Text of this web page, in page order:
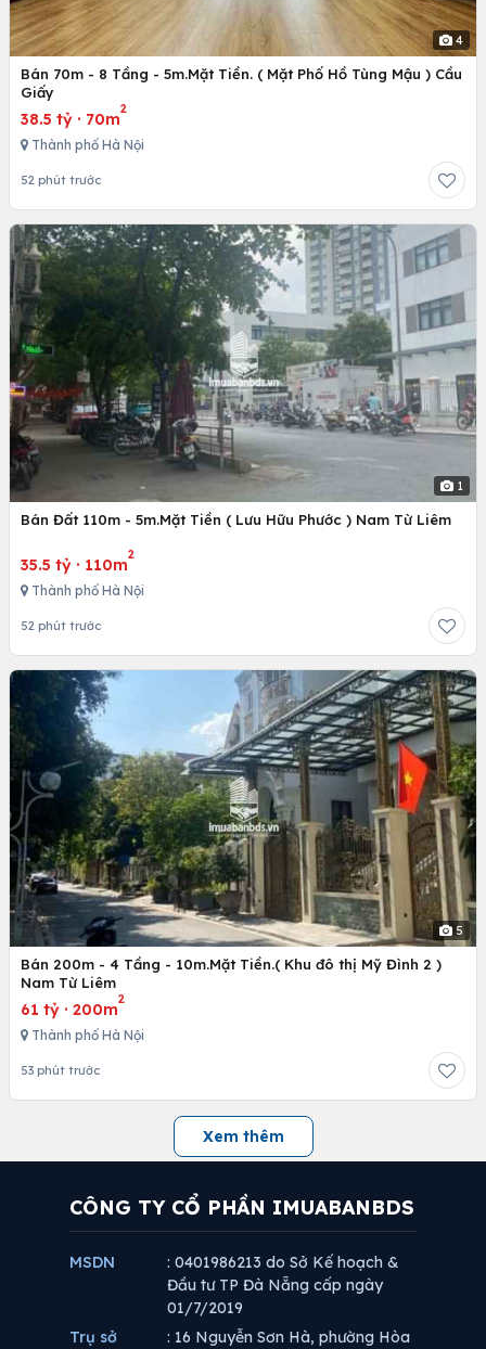
4
Bán 70m - 8 Tầng - 5m.Mặt Tiền. ( Mặt Phố Hồ Tùng Mậu ) Cầu
Giấy
38.5 tỷ · 70m
2
Thành phố Hà Nội
52 phút trước
1
Bán Đất 110m - 5m.Mặt Tiền ( Lưu Hữu Phước ) Nam Từ Liêm
35.5 tỷ · 110m
2
Thành phố Hà Nội
52 phút trước
5
Bán 200m - 4 Tầng - 10m.Mặt Tiền.( Khu đô thị Mỹ Đình 2 )
Nam Từ Liêm
61 tỷ · 200m
2
Thành phố Hà Nội
53 phút trước
Xem thêm
CÔNG TY CỔ PHẦN IMUABANBDS
MSDN
: 0401986213 do Sở Kế hoạch &
Đầu tư TP Đà Nẵng cấp ngày
01/7/2019
Trụ sở
: 16 Nguyễn Sơn Hà, phường Hòa